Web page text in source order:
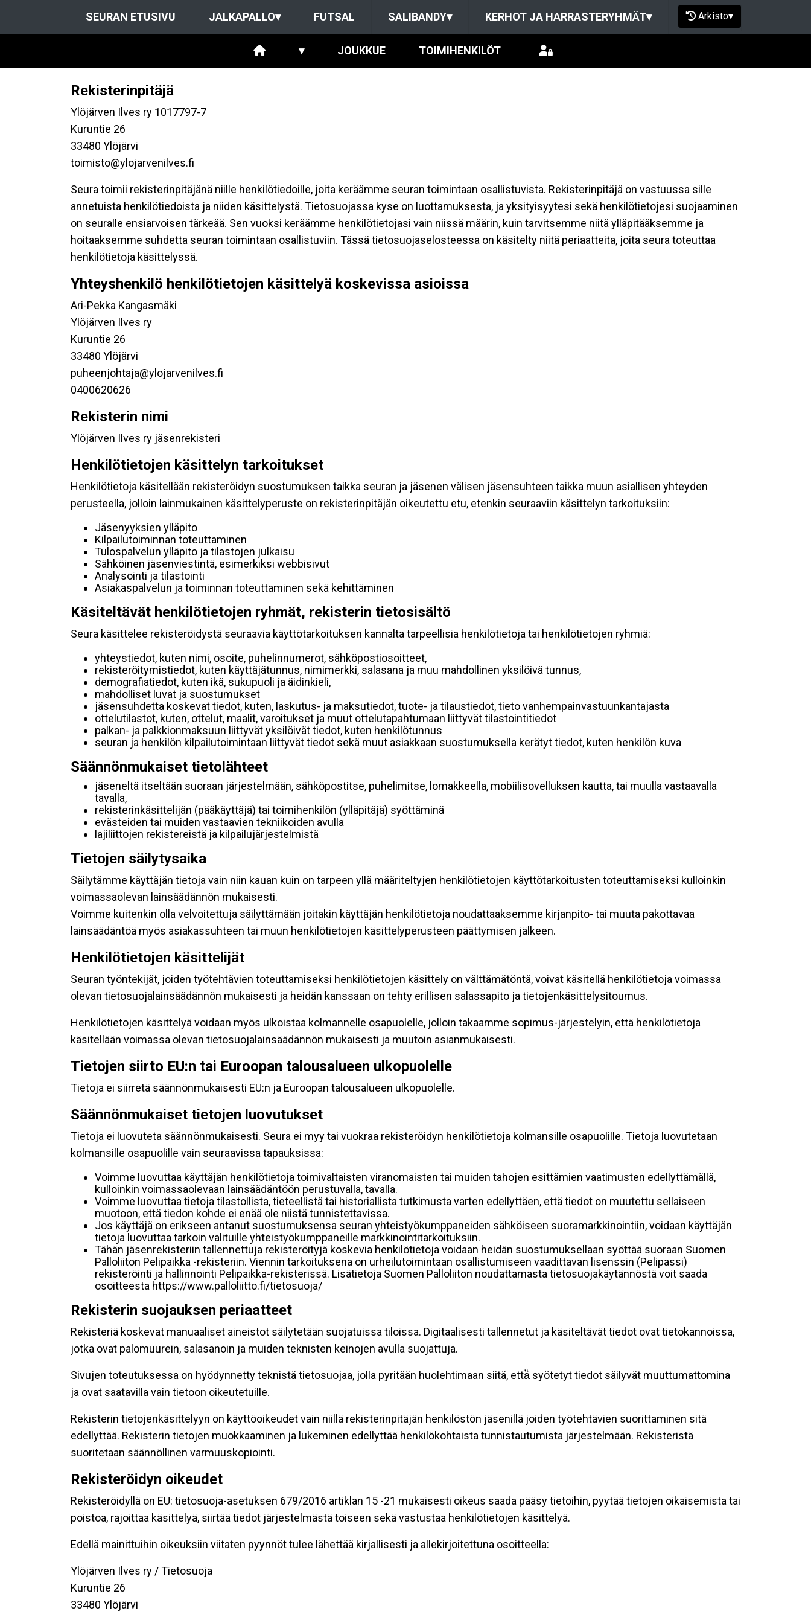
SEURAN ETUSIVU JALKAPALLO▾ FUTSAL SALIBANDY▾ KERHOT JA HARRASTERYHMÄT▾ Arkisto▾
▾ JOUKKUE TOIMIHENKILÖT
Rekisterinpitäjä
Ylöjärven Ilves ry 1017797-7
Kuruntie 26
33480 Ylöjärvi
toimisto@ylojarvenilves.fi
Seura toimii rekisterinpitäjänä niille henkilötiedoille, joita keräämme seuran toimintaan osallistuvista. Rekisterinpitäjä on vastuussa sille
annetuista henkilötiedoista ja niiden käsittelystä. Tietosuojassa kyse on luottamuksesta, ja yksityisyytesi sekä henkilötietojesi suojaaminen
on seuralle ensiarvoisen tärkeää. Sen vuoksi keräämme henkilötietojasi vain niissä määrin, kuin tarvitsemme niitä ylläpitääksemme ja
hoitaaksemme suhdetta seuran toimintaan osallistuviin. Tässä tietosuojaselosteessa on käsitelty niitä periaatteita, joita seura toteuttaa
henkilötietoja käsittelyssä.
Yhteyshenkilö henkilötietojen käsittelyä koskevissa asioissa
Ari-Pekka Kangasmäki
Ylöjärven Ilves ry
Kuruntie 26
33480 Ylöjärvi
puheenjohtaja@ylojarvenilves.fi
0400620626
Rekisterin nimi
Ylöjärven Ilves ry jäsenrekisteri
Henkilötietojen käsittelyn tarkoitukset
Henkilötietoja käsitellään rekisteröidyn suostumuksen taikka seuran ja jäsenen välisen jäsensuhteen taikka muun asiallisen yhteyden
perusteella, jolloin lainmukainen käsittelyperuste on rekisterinpitäjän oikeutettu etu, etenkin seuraaviin käsittelyn tarkoituksiin:
Jäsenyyksien ylläpito
Kilpailutoiminnan toteuttaminen
Tulospalvelun ylläpito ja tilastojen julkaisu
Sähköinen jäsenviestintä, esimerkiksi webbisivut
Analysointi ja tilastointi
Asiakaspalvelun ja toiminnan toteuttaminen sekä kehittäminen
Käsiteltävät henkilötietojen ryhmät, rekisterin tietosisältö
Seura käsittelee rekisteröidystä seuraavia käyttötarkoituksen kannalta tarpeellisia henkilötietoja tai henkilötietojen ryhmiä:
yhteystiedot, kuten nimi, osoite, puhelinnumerot, sähköpostiosoitteet,
rekisteröitymistiedot, kuten käyttäjätunnus, nimimerkki, salasana ja muu mahdollinen yksilöivä tunnus,
demografiatiedot, kuten ikä, sukupuoli ja äidinkieli,
mahdolliset luvat ja suostumukset
jäsensuhdetta koskevat tiedot, kuten, laskutus- ja maksutiedot, tuote- ja tilaustiedot, tieto vanhempainvastuunkantajasta
ottelutilastot, kuten, ottelut, maalit, varoitukset ja muut ottelutapahtumaan liittyvät tilastointitiedot
palkan- ja palkkionmaksuun liittyvät yksilöivät tiedot, kuten henkilötunnus
seuran ja henkilön kilpailutoimintaan liittyvät tiedot sekä muut asiakkaan suostumuksella kerätyt tiedot, kuten henkilön kuva
Säännönmukaiset tietolähteet
jäseneltä itseltään suoraan järjestelmään, sähköpostitse, puhelimitse, lomakkeella, mobiilisovelluksen kautta, tai muulla vastaavalla
tavalla,
rekisterinkäsittelijän (pääkäyttäjä) tai toimihenkilön (ylläpitäjä) syöttäminä
evästeiden tai muiden vastaavien tekniikoiden avulla
lajiliittojen rekistereistä ja kilpailujärjestelmistä
Tietojen säilytysaika
Säilytämme käyttäjän tietoja vain niin kauan kuin on tarpeen yllä määriteltyjen henkilötietojen käyttötarkoitusten toteuttamiseksi kulloinkin
voimassaolevan lainsäädännön mukaisesti.
Voimme kuitenkin olla velvoitettuja säilyttämään joitakin käyttäjän henkilötietoja noudattaaksemme kirjanpito- tai muuta pakottavaa
lainsäädäntöä myös asiakassuhteen tai muun henkilötietojen käsittelyperusteen päättymisen jälkeen.
Henkilötietojen käsittelijät
Seuran työntekijät, joiden työtehtävien toteuttamiseksi henkilötietojen käsittely on välttämätöntä, voivat käsitellä henkilötietoja voimassa
olevan tietosuojalainsäädännön mukaisesti ja heidän kanssaan on tehty erillisen salassapito ja tietojenkäsittelysitoumus.
Henkilötietojen käsittelyä voidaan myös ulkoistaa kolmannelle osapuolelle, jolloin takaamme sopimus-järjestelyin, että henkilötietoja
käsitellään voimassa olevan tietosuojalainsäädännön mukaisesti ja muutoin asianmukaisesti.
Tietojen siirto EU:n tai Euroopan talousalueen ulkopuolelle
Tietoja ei siirretä säännönmukaisesti EU:n ja Euroopan talousalueen ulkopuolelle.
Säännönmukaiset tietojen luovutukset
Tietoja ei luovuteta säännönmukaisesti. Seura ei myy tai vuokraa rekisteröidyn henkilötietoja kolmansille osapuolille. Tietoja luovutetaan
kolmansille osapuolille vain seuraavissa tapauksissa:
Voimme luovuttaa käyttäjän henkilötietoja toimivaltaisten viranomaisten tai muiden tahojen esittämien vaatimusten edellyttämällä,
kulloinkin voimassaolevaan lainsäädäntöön perustuvalla, tavalla.
Voimme luovuttaa tietoja tilastollista, tieteellistä tai historiallista tutkimusta varten edellyttäen, että tiedot on muutettu sellaiseen
muotoon, että tiedon kohde ei enää ole niistä tunnistettavissa.
Jos käyttäjä on erikseen antanut suostumuksensa seuran yhteistyökumppaneiden sähköiseen suoramarkkinointiin, voidaan käyttäjän
tietoja luovuttaa tarkoin valituille yhteistyökumppaneille markkinointitarkoituksiin.
Tähän jäsenrekisteriin tallennettuja rekisteröityjä koskevia henkilötietoja voidaan heidän suostumuksellaan syöttää suoraan Suomen
Palloliiton Pelipaikka -rekisteriin. Viennin tarkoituksena on urheilutoimintaan osallistumiseen vaadittavan lisenssin (Pelipassi)
rekisteröinti ja hallinnointi Pelipaikka-rekisterissä. Lisätietoja Suomen Palloliiton noudattamasta tietosuojakäytännöstä voit saada
osoitteesta https://www.palloliitto.fi/tietosuoja/
Rekisterin suojauksen periaatteet
Rekisteriä koskevat manuaaliset aineistot säilytetään suojatuissa tiloissa. Digitaalisesti tallennetut ja käsiteltävät tiedot ovat tietokannoissa,
jotka ovat palomuurein, salasanoin ja muiden teknisten keinojen avulla suojattuja.
Sivujen toteutuksessa on hyödynnetty teknistä tietosuojaa, jolla pyritään huolehtimaan siitä, että̈ syötetyt tiedot säilyvät muuttumattomina
ja ovat saatavilla vain tietoon oikeutetuille.
Rekisterin tietojenkäsittelyyn on käyttöoikeudet vain niillä rekisterinpitäjän henkilöstön jäsenillä joiden työtehtävien suorittaminen sitä
edellyttää. Rekisterin tietojen muokkaaminen ja lukeminen edellyttää henkilökohtaista tunnistautumista järjestelmään. Rekisteristä
suoritetaan säännöllinen varmuuskopiointi.
Rekisteröidyn oikeudet
Rekisteröidyllä on EU: tietosuoja-asetuksen 679/2016 artiklan 15 -21 mukaisesti oikeus saada pääsy tietoihin, pyytää tietojen oikaisemista tai
poistoa, rajoittaa käsittelyä, siirtää tiedot järjestelmästä toiseen sekä vastustaa henkilötietojen käsittelyä.
Edellä mainittuihin oikeuksiin viitaten pyynnöt tulee lähettää kirjallisesti ja allekirjoitettuna osoitteella:
Ylöjärven Ilves ry / Tietosuoja
Kuruntie 26
33480 Ylöjärvi